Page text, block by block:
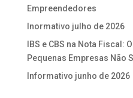
Empreendedores
Inormativo julho de 2026
IBS e CBS na Nota Fiscal:
Pequenas Empresas Não
Informativo junho de 2026